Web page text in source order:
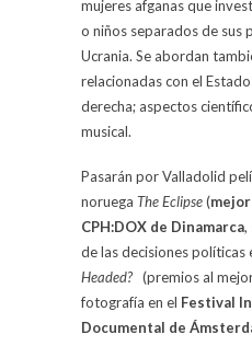
mujeres afganas que
o niños separados de sus
Ucrania. Se abordan
relacionadas con el
derecha; aspectos
musical.
Pasarán por Valladolid
noruega The Eclipse(
CPH:DOX de Dinamarca,
de las decisiones políticas
Headed? (premios al
fotografía en el Festival
Documental de